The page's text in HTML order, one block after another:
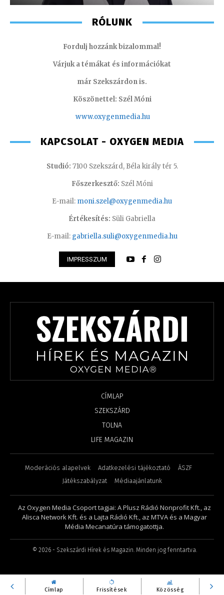
Címlap Frissítések Közösség
RÓLUNK
Fordulj hozzánk bizalommal!
Várjuk a témákat és információkat
már Szekszárdon is.
Köszönettel: Szél Móni
www.oxygenmedia.hu
KAPCSOLAT - OXYGEN MEDIA
Studió: 7100 Szekszárd, Béla király tér 5.
Főszerkesztő: Szél Móni
E-mail: moni.szel@oxygenmedia.hu
Értékesítés: Süli Gabriella
E-mail: gabriella.suli@oxygenmedia.hu
IMPRESSZUM
CÍMLAP
SZEKSZÁRD
TOLNA
LIFE MAGAZIN
Moderációs alapelvek Adatkezelési tájékoztató
ÁSZF
Játékszabályzat
Médiaajánlatunk
Az Oxygen Media Csoport tagjai: A Plusz Rádió Nonprofit Kft., az
Alisca Network Kft. és a Lajta Rádió Kft., az MTVA és a Magyar
Média Mecanatúra támogatottja.
© 2026- Szekszárdi Hírek és Magazin. Minden jog fenntartva.